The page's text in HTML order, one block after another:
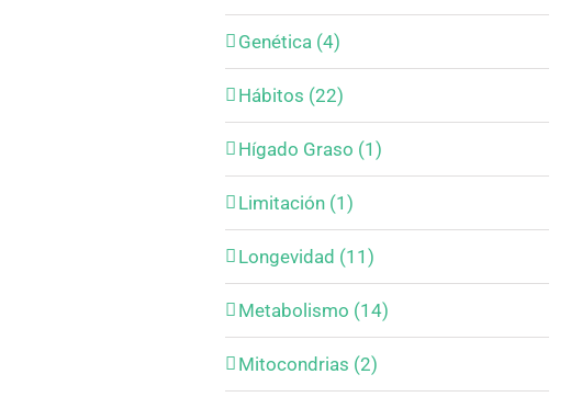
Genética (4)
Hábitos (22)
Hígado Graso (1)
Limitación (1)
Longevidad (11)
Metabolismo (14)
Mitocondrias (2)